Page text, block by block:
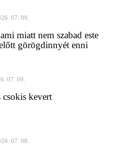
07. 09.
miatt nem szabad este
görögdinnyét enni
07. 09.
csokis kevert
07. 08.